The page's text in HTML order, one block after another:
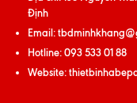
Định
Email:
Hotline:093 533 01 88
Website: